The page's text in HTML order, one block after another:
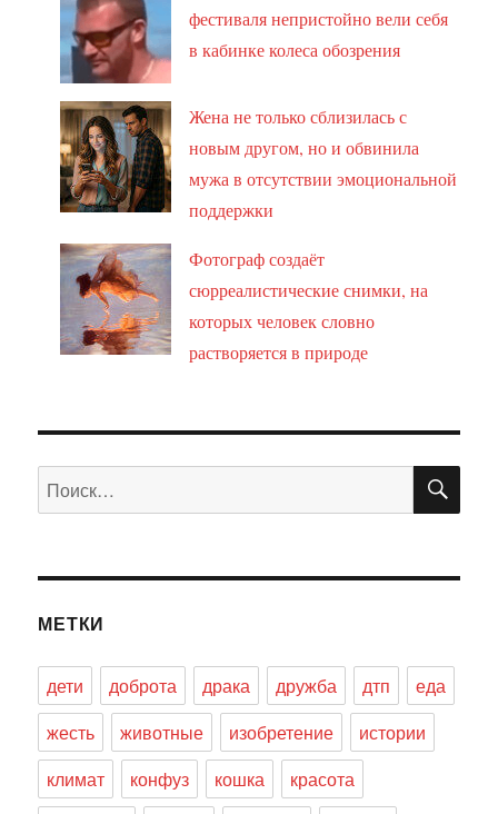
фестиваля непристойно вели себя
в кабинке колеса обозрения
Жена не только сблизилась с
новым другом, но и обвинила
мужа в отсутствии эмоциональной
поддержки
Фотограф создаёт
сюрреалистические снимки, на
которых человек словно
растворяется в природе
Искать:
МЕТКИ
дети доброта драка дружба дтп
еда
жесть
животные изобретение
истории
климат
конфуз кошка
красота